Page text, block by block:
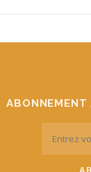
ABONNEMENT